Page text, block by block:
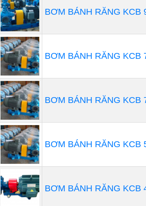
Các loại máy bơm hóa chất tự mồi
chất khác, chỉ khác máy bơm hóa
máy có thể hoạt động ngay khi kết nối
Về cơ bản, nguyên lý hoạt động của
trình hút chất bơm và chu trình đẩy
BƠM BÁNH RĂNG KCB
BƠM BÁNH RĂNG KCB
BƠM BÁNH RĂNG KCB
BƠM BÁNH RĂNG KCB
BƠM BÁNH RĂNG KCB